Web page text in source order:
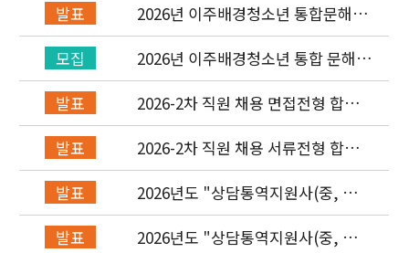
발표
2026년 이주배경청소년 통합문해력
교육지원사업 수행기관 선정 결과 발
표
모집
2026년 이주배경청소년 통합 문해력
교육지원 사업 위탁기관 신청 공고
발표
2026-2차 직원 채용 면접전형 합격
자 발표 및 적격심사 안내
발표
2026-2차 직원 채용 서류전형 합격
자 발표 및 면접전형 안내
발표
2026년도 "상담통역지원사(중, 베,
러, 몽)" 면접심사 합격자 발표
발표
2026년도 "상담통역지원사(중, 베,